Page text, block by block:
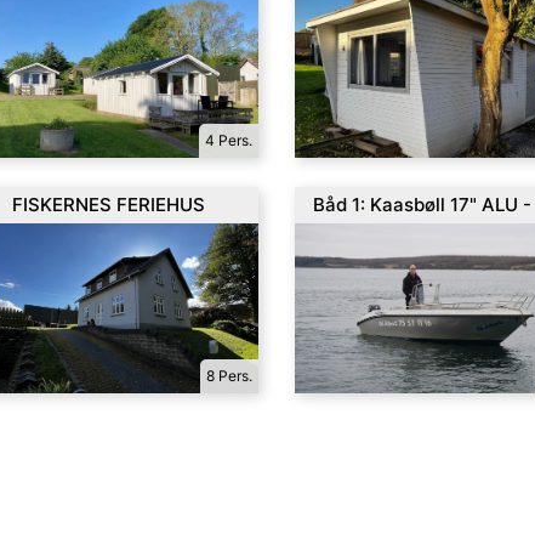
4 Pers.
FISKERNES FERIEHUS
8 Pers.
Båd 1: Kaasbøll 17" ALU -